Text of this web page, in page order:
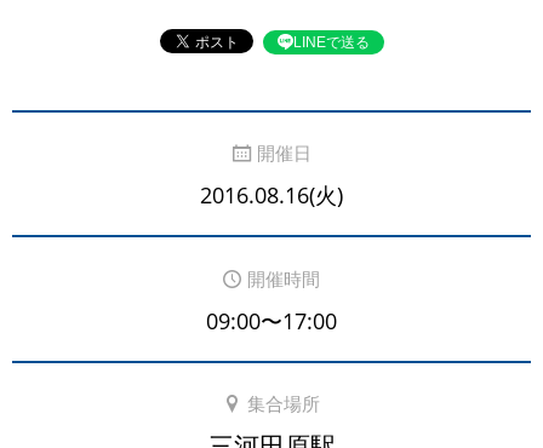
LINEで送る
開催日
2016.08.16(火)
開催時間
09:00〜17:00
集合場所